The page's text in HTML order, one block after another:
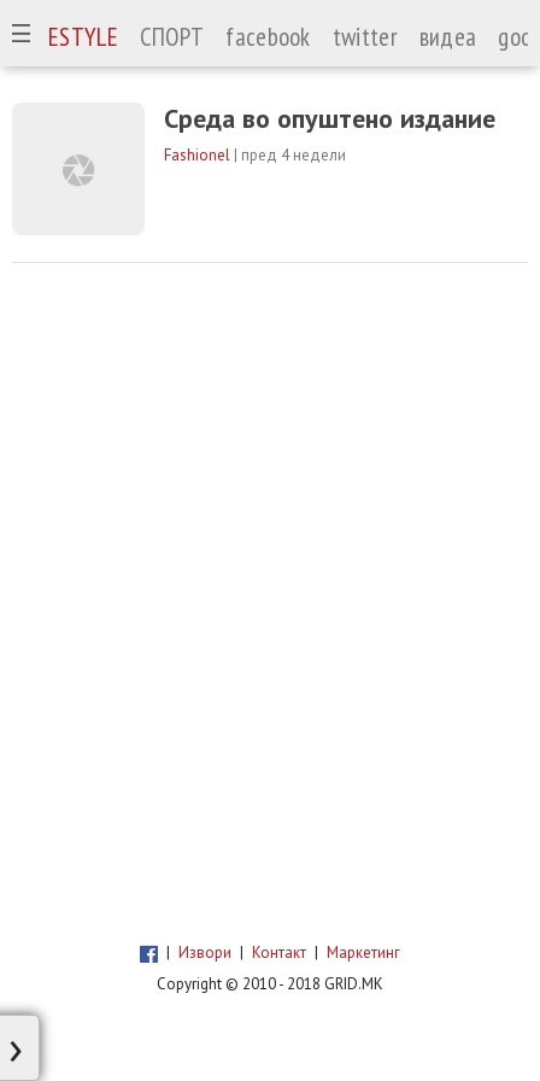
LIFESTYLE СПОРТ facebook twitter видеа
Среда во опуштено издание
Fashionel | пред 4 недели
| Извори | Контакт | Маркетинг
Copyright © 2010 - 2018 GRID.MK
›